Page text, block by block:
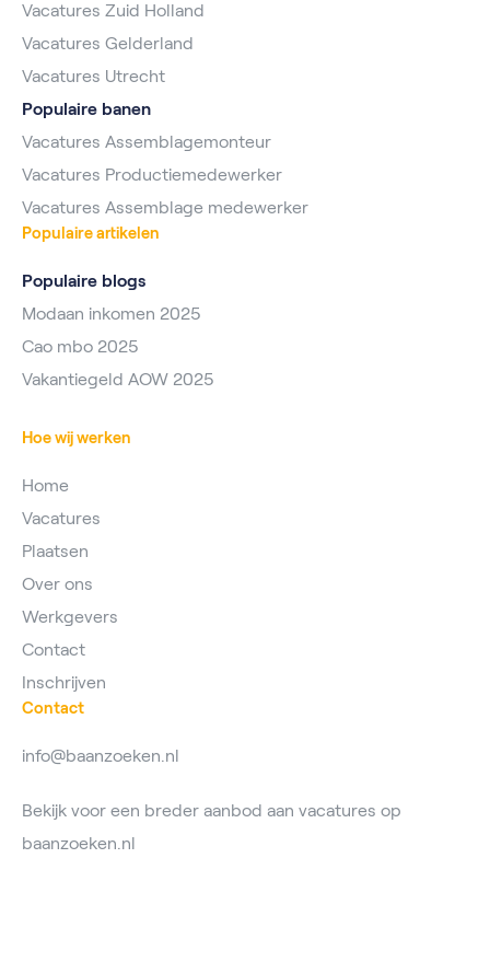
Vacatures Zuid Holland
Vacatures Gelderland
Vacatures Utrecht
Populaire banen
Vacatures Assemblagemonteur
Vacatures Productiemedewerker
Vacatures Assemblage medewerker
Populaire artikelen
Populaire blogs
Modaan inkomen 2025
Cao mbo 2025
Vakantiegeld AOW 2025
Hoe wij werken
Home
Vacatures
Plaatsen
Over ons
Werkgevers
Contact
Inschrijven
Contact
info@baanzoeken.nl
Bekijk voor een breder aanbod aan vacatures op
baanzoeken.nl